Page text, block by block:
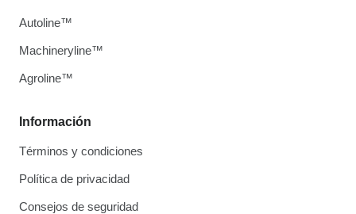
Información
Términos y condiciones
Política de privacidad
Consejos de seguridad
Autoline™
Machineryline™
Agroline™